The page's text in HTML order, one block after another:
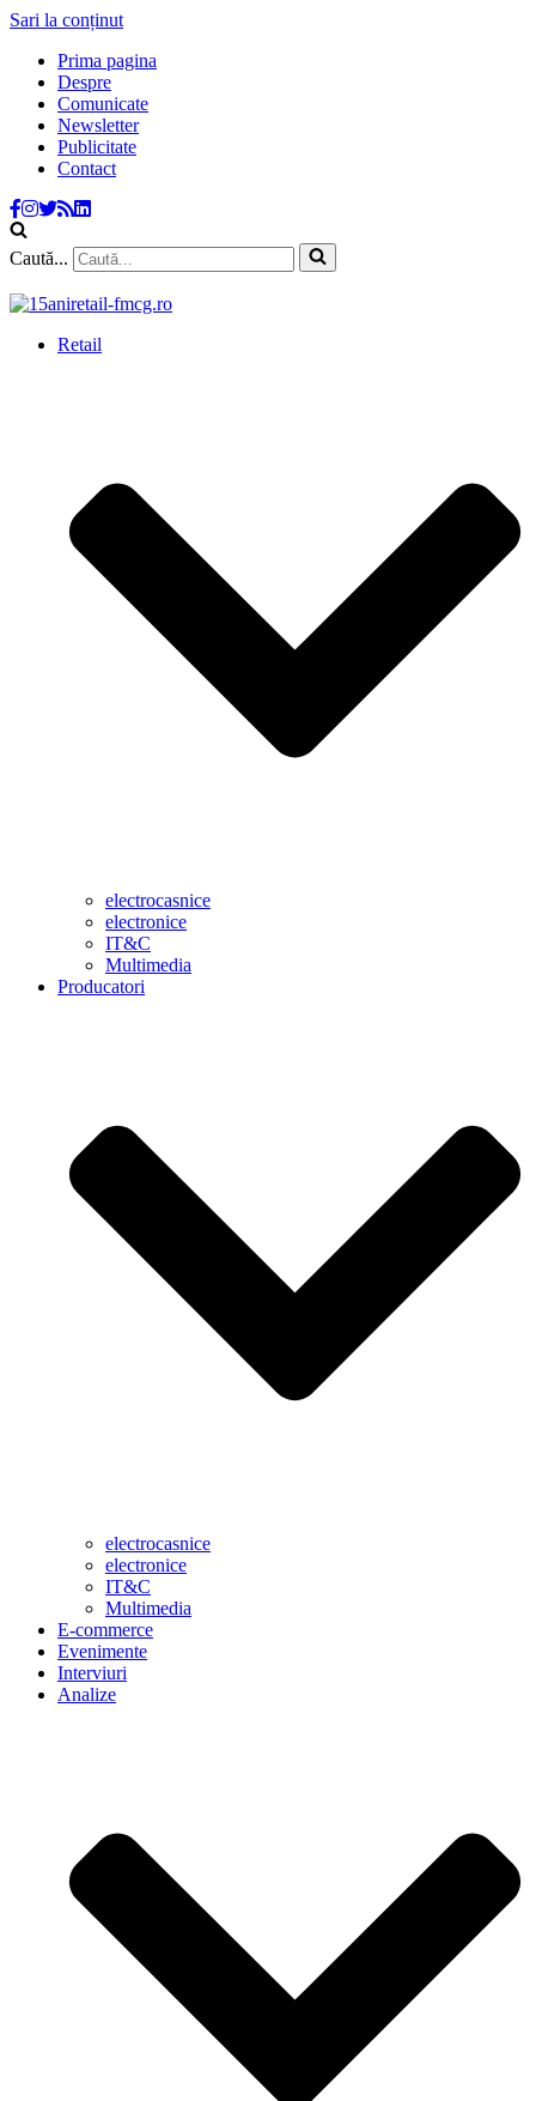
Sari la conținut
Prima pagina
Despre
Comunicate
Newsletter
Publicitate
Contact
Caută...
Retail
electrocasnice
electronice
IT&C
Multimedia
Producatori
electrocasnice
electronice
IT&C
Multimedia
E-commerce
Evenimente
Interviuri
Analize